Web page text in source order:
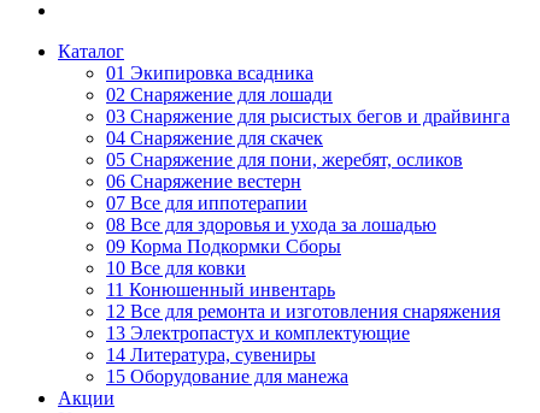
Каталог
01 Экипировка всадника
02 Снаряжение для лошади
03 Снаряжение для рысистых бегов и драйвинга
04 Снаряжение для скачек
05 Снаряжение для пони, жеребят, осликов
06 Снаряжение вестерн
07 Все для иппотерапии
08 Все для здоровья и ухода за лошадью
09 Корма Подкормки Сборы
10 Все для ковки
11 Конюшенный инвентарь
12 Все для ремонта и изготовления снаряжения
13 Электропастух и комплектующие
14 Литература, сувениры
15 Оборудование для манежа
Акции